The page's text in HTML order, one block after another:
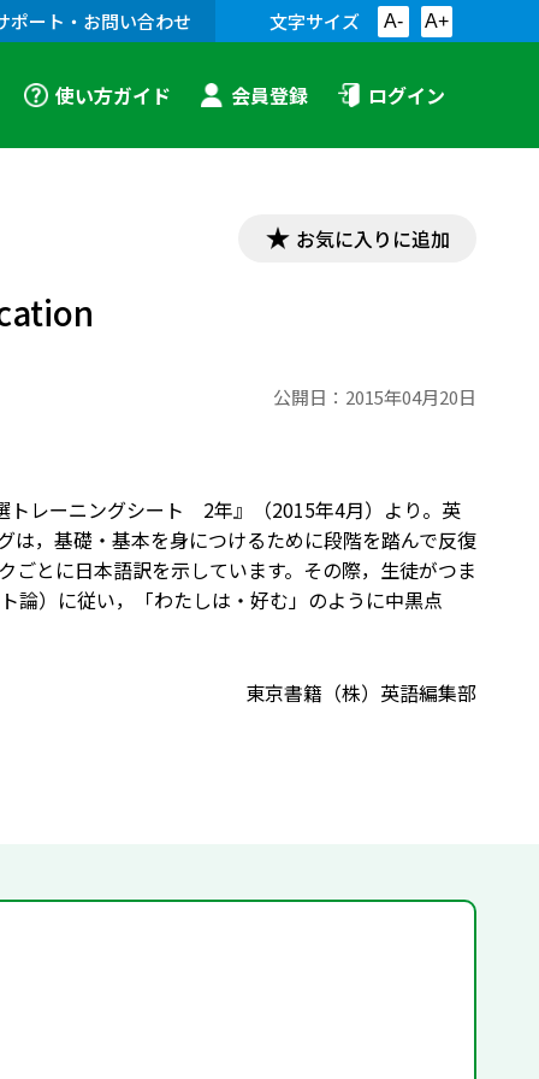
ポート・お問い合わせ 文字サイズ A- A+
使い方ガイド 会員登録 ログイン
お気に入りに追加
公開日： 2015年04月20日
トレーニングシート 2年』（2015年4月）より。英
は，基礎・基本を身につけるために段階を踏んで反復
とに日本語訳を示しています。その際，生徒がつま
論）に従い，「わたしは・好む」のように中黒点
東京書籍（株）英語編集部